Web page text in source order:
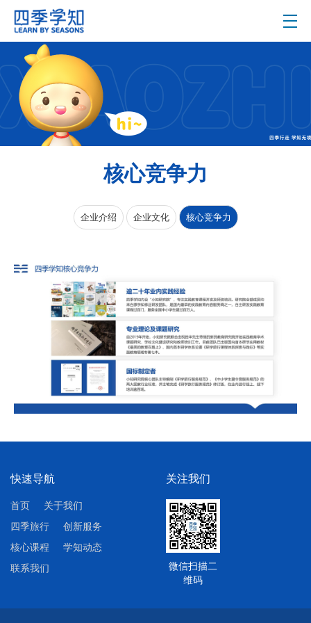
核心竞争力
企业介绍 企业文化 核心竞争力
快速导航
首页
关于我们
四季旅行
创新服务
核心课程
学知动态
联系我们
关注我们
微信扫描二
维码